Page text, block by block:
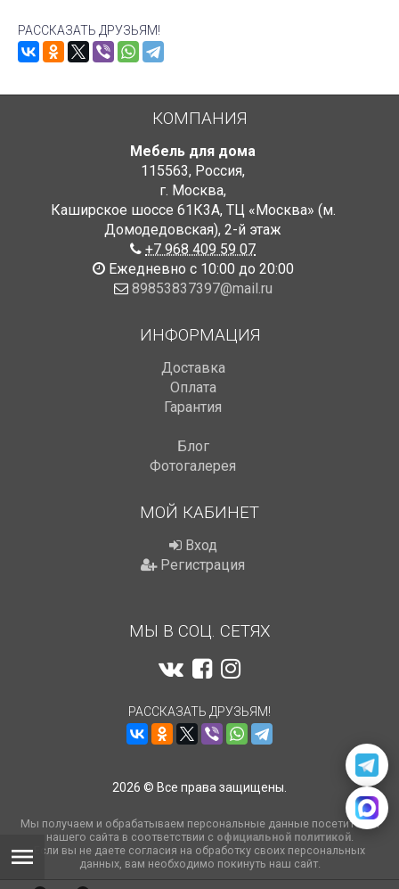
РАССКАЗАТЬ ДРУЗЬЯМ!
КОМПАНИЯ
Мебель для дома
115563, Россия,
г. Москва,
Каширское шоссе 61К3А, ТЦ «Москва» (м.
Домодедовская), 2-й этаж
+7 968 409 59 07
Ежедневно с 10:00 до 20:00
89853837397@mail.ru
ИНФОРМАЦИЯ
Доставка
Оплата
Гарантия
Блог
Фотогалерея
МОЙ КАБИНЕТ
Вход
Регистрация
МЫ В СОЦ. СЕТЯХ
РАССКАЗАТЬ ДРУЗЬЯМ!
2026 © Все права защищены.
Мы получаем и обрабатываем персональные данные посетителей
нашего сайта в соответствии с официальной политикой.
Если вы не даете согласия на обработку своих персональных
данных, вам необходимо покинуть наш сайт.